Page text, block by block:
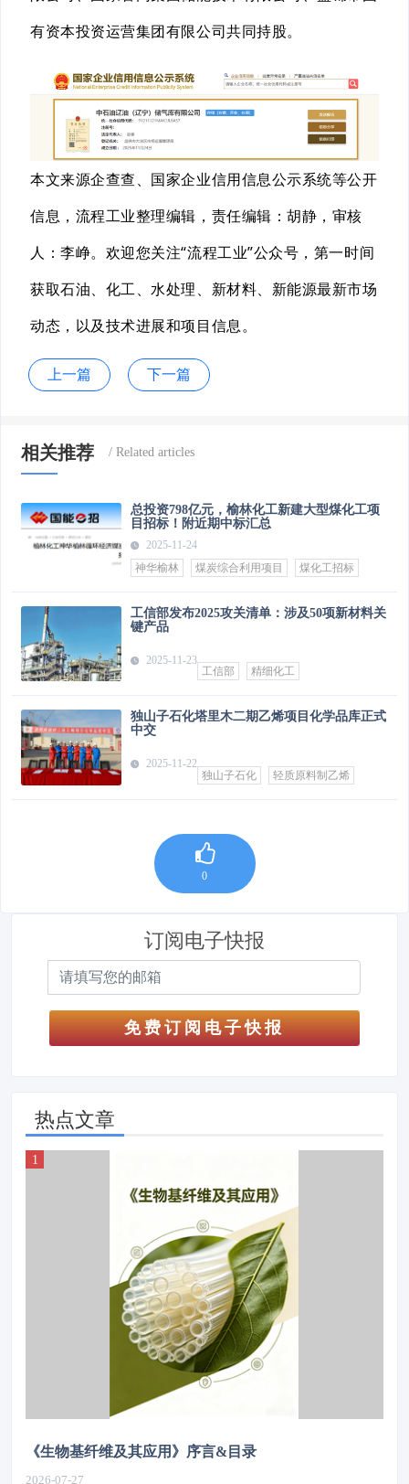
有资本投资运营集团有限公司共同持股。
本文来源企查查、国家企业信用信息公示系统等公开
信息 ，流程工业整理编辑 ， 责任编辑：胡静，审核
人：李峥。欢迎您关注“流程工业”公众号，第一时间
获取石油、化工、水处理、新材料、新能源最新市场
动态，以及技术进展和项目信息。
上一篇 下一篇
相关推荐
总投资798亿元，榆林化工新建大型煤化工项
目招标！附近期中标汇总
2025-11-24
神华榆林
煤炭综合利用项目 煤化工招标
工信部发布2025攻关清单：涉及50项新材料关
键产品
2025-11-23
工信部
精细化工
独山子石化塔里木二期乙烯项目化学品库正式
中交
2025-11-22
独山子石化
轻质原料制乙烯
0
订阅电子快报
免费订阅电子快报
热点文章
《生物基纤维及其应用》序言&目录
2026-07-27